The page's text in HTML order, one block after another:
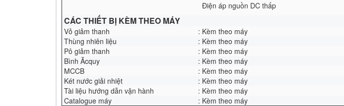
Điện áp nguồn DC thấp
CÁC THIẾT BỊ KÈM THEO MÁY
Vỏ giảm thanh
: Kèm theo máy
Thùng nhiên liệu
: Kèm theo máy
Pô giảm thanh
: Kèm theo máy
Bình Ăcquy
: Kèm theo máy
MCCB
: Kèm theo máy
Két nước giải nhiệt
: Kèm theo máy
Tài liệu hướng dẫn vận hành
: Kèm theo máy
Catalogue máy
: Kèm theo máy